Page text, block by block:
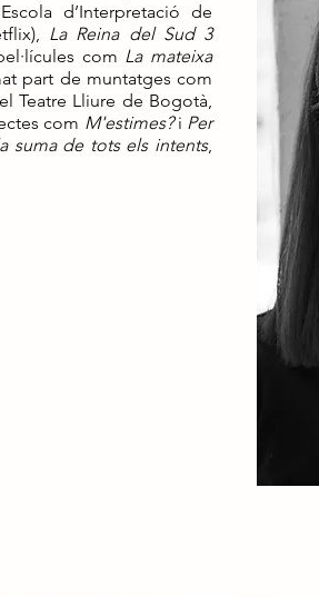
d’Interpretació de
La Reina del Sud 3
com La mateixa
part de muntatges com
Teatre Lliure de Bogotà,
com M'estimes?i Per
suma de tots els intents,